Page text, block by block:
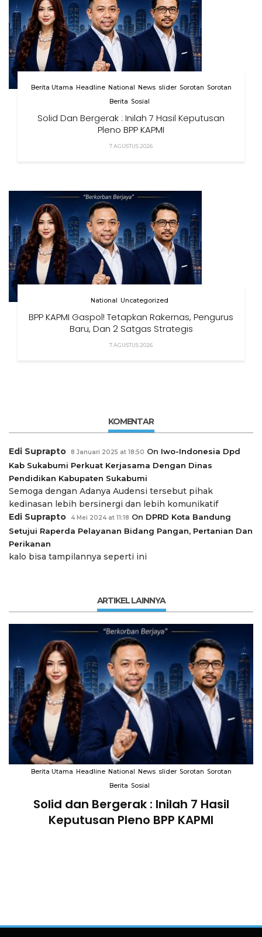
Berita Utama Headline National News slider Sorotan Sorotan
Berita Sosial
Solid Dan Bergerak : Inilah 7 Hasil Keputusan
Pleno BPP KAPMI
7 AGUSTUS 2026
National Uncategorized
BPP KAPMI Gaspol! Tetapkan Rakernas, Pengurus
Baru, Dan 2 Satgas Strategis
7 AGUSTUS 2026
KOMENTAR
Edi Suprapto 8 Januari 2025 at 18:50 On Iwo-Indonesia Dpd
Kab Sukabumi Perkuat Kerjasama Dengan Dinas
Pendidikan Kabupaten Sukabumi
Semoga dengan Adanya Audensi tersebut pihak
kedinasan lebih bersinergi dan lebih komunikatif
Edi Suprapto
4 Mei 2024 at 11:18 On DPRD Kota Bandung
Setujui Raperda Pelayanan Bidang Pangan, Pertanian Dan
Perikanan
kalo bisa tampilannya seperti ini
ARTIKEL LAINNYA
Berita Utama Headline National News slider Sorotan Sorotan
Berita Sosial
Solid dan Bergerak : Inilah 7 Hasil
Keputusan Pleno BPP KAPMI